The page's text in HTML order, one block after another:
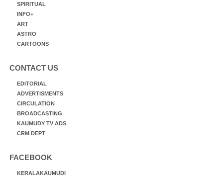
SPIRITUAL
INFO+
ART
ASTRO
CARTOONS
CONTACT US
EDITORIAL
ADVERTISMENTS
CIRCULATION
BROADCASTING
KAUMUDY TV ADS
CRM DEPT
FACEBOOK
KERALAKAUMUDI